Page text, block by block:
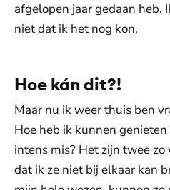
afgelopen jaar gedaan heb.
niet dat ik het nog kon.
Hoe kán dit?!
Maar nu ik weer thuis ben
Hoe heb ik kunnen
intens mis? Het zijn twee
dat ik ze niet bij elkaar kan